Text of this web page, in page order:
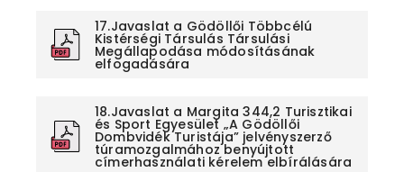
17.Javaslat a Gödöllői Többcélú
Kistérségi Társulás Társulási
Megállapodása módosításának
elfogadására
18.Javaslat a Margita 344,2 Turisztikai
és Sport Egyesület „A Gödöllői
Dombvidék Turistája” jelvényszerző
túramozgalmához benyújtott
címerhasználati kérelem elbírálására